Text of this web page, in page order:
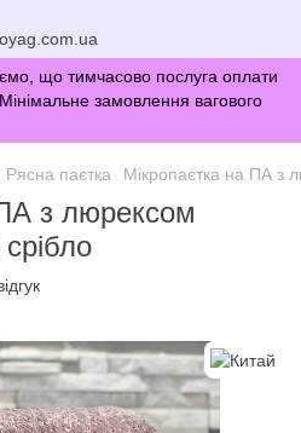
що тимчасово послуга оплати
замовлення вагового
Рясна паєтка Мікропаєтка на ПА з
з люрексом